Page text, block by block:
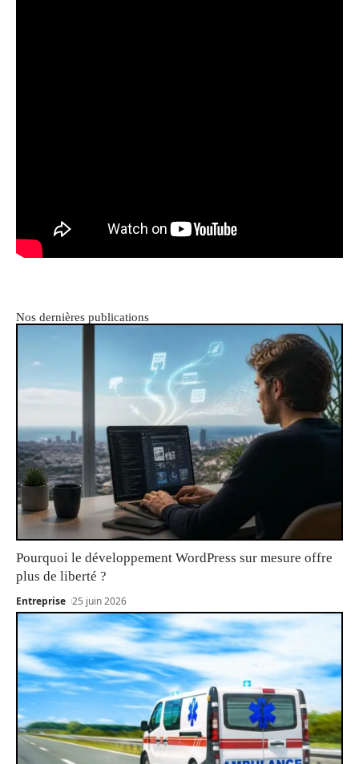
Nos dernières publications
Pourquoi le développement WordPress sur mesure offre
plus de liberté ?
Entreprise 25 juin 2026